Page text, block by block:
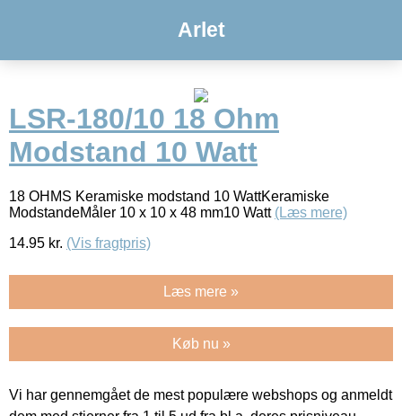
Arlet
LSR-180/10 18 Ohm
Modstand 10 Watt
18 OHMS Keramiske modstand 10 WattKeramiske
ModstandeMåler 10 x 10 x 48 mm10 Watt (Læs mere)
14.95 kr. (Vis fragtpris)
Læs mere »
Køb nu »
Vi har gennemgået de mest populære webshops og anmeldt